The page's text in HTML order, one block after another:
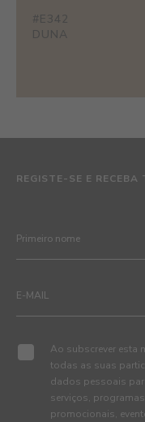
#E342
DUNA
REGISTE-SE E
Ao subscrever esta
todas as suas
dados pessoais
serviços,
promocionais,